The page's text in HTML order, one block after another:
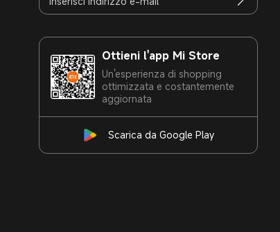
Ottieni l'app Mi Store
Un'esperienza di shopping
ottimizzata e costantemente
aggiornata
Scarica da Google Play